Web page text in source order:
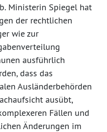
Ministerin Spiegel hat
der rechtlichen
wie zur
ausführlich
dass das
Ausländerbehörden
ausübt,
Fällen und
Änderungen im